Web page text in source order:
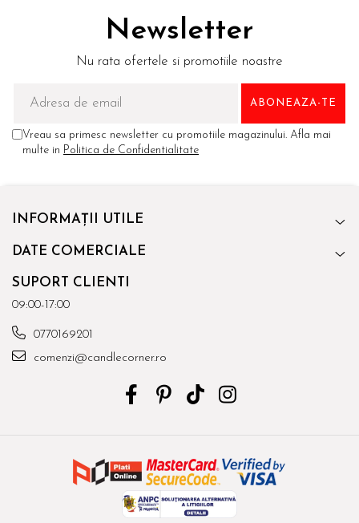
Newsletter
Nu rata ofertele si promotiile noastre
Vreau sa primesc newsletter cu promotiile magazinului. Afla mai
multe in Politica de Confidentialitate
INFORMAȚII UTILE
DATE COMERCIALE
SUPORT CLIENTI
09:00-17:00
0770169201
comenzi@candlecorner.ro